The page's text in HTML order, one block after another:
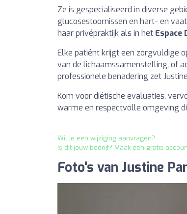
Ze is gespecialiseerd in diverse
glucosestoornissen en hart- en
haar privépraktijk als in het Espace
Elke patiënt krijgt een zorgvuldige
van de lichaamssamenstelling, of
professionele benadering zet
Kom voor diëtische evaluaties,
warme en respectvolle omgeving
Wil je een wijziging aanvragen?
Is dit jouw bedrijf? Maak een gratis
Foto's van Justine